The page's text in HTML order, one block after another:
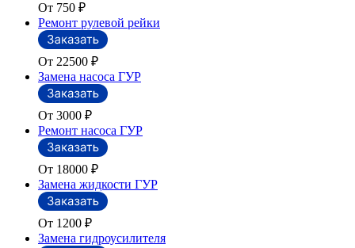
От 750 ₽
Ремонт рулевой рейки
От 22500 ₽
Замена насоса ГУР
От 3000 ₽
Ремонт насоса ГУР
От 18000 ₽
Замена жидкости ГУР
От 1200 ₽
Замена гидроусилителя